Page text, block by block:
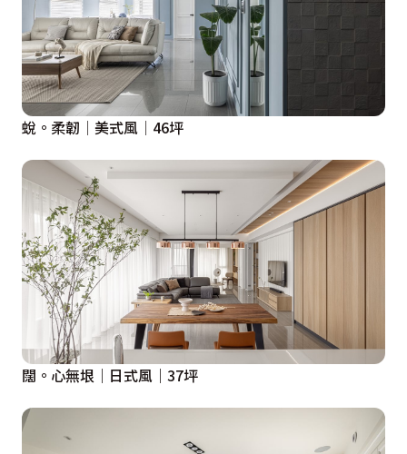
蛻。柔韌│美式風│46坪
闊。心無垠｜日式風｜37坪